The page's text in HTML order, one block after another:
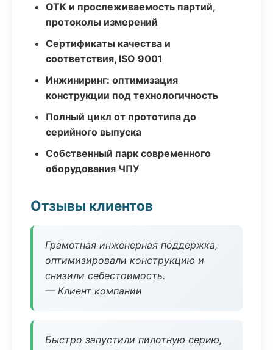
ОТК и прослеживаемость партий,
протоколы измерений
Сертификаты качества и
соответствия, ISO 9001
Инжиниринг: оптимизация
конструкции под технологичность
Полный цикл от прототипа до
серийного выпуска
Собственный парк современного
оборудования ЧПУ
Отзывы клиентов
Грамотная инженерная поддержка,
оптимизировали конструкцию и
снизили себестоимость.
— Клиент компании
Быстро запустили пилотную серию,